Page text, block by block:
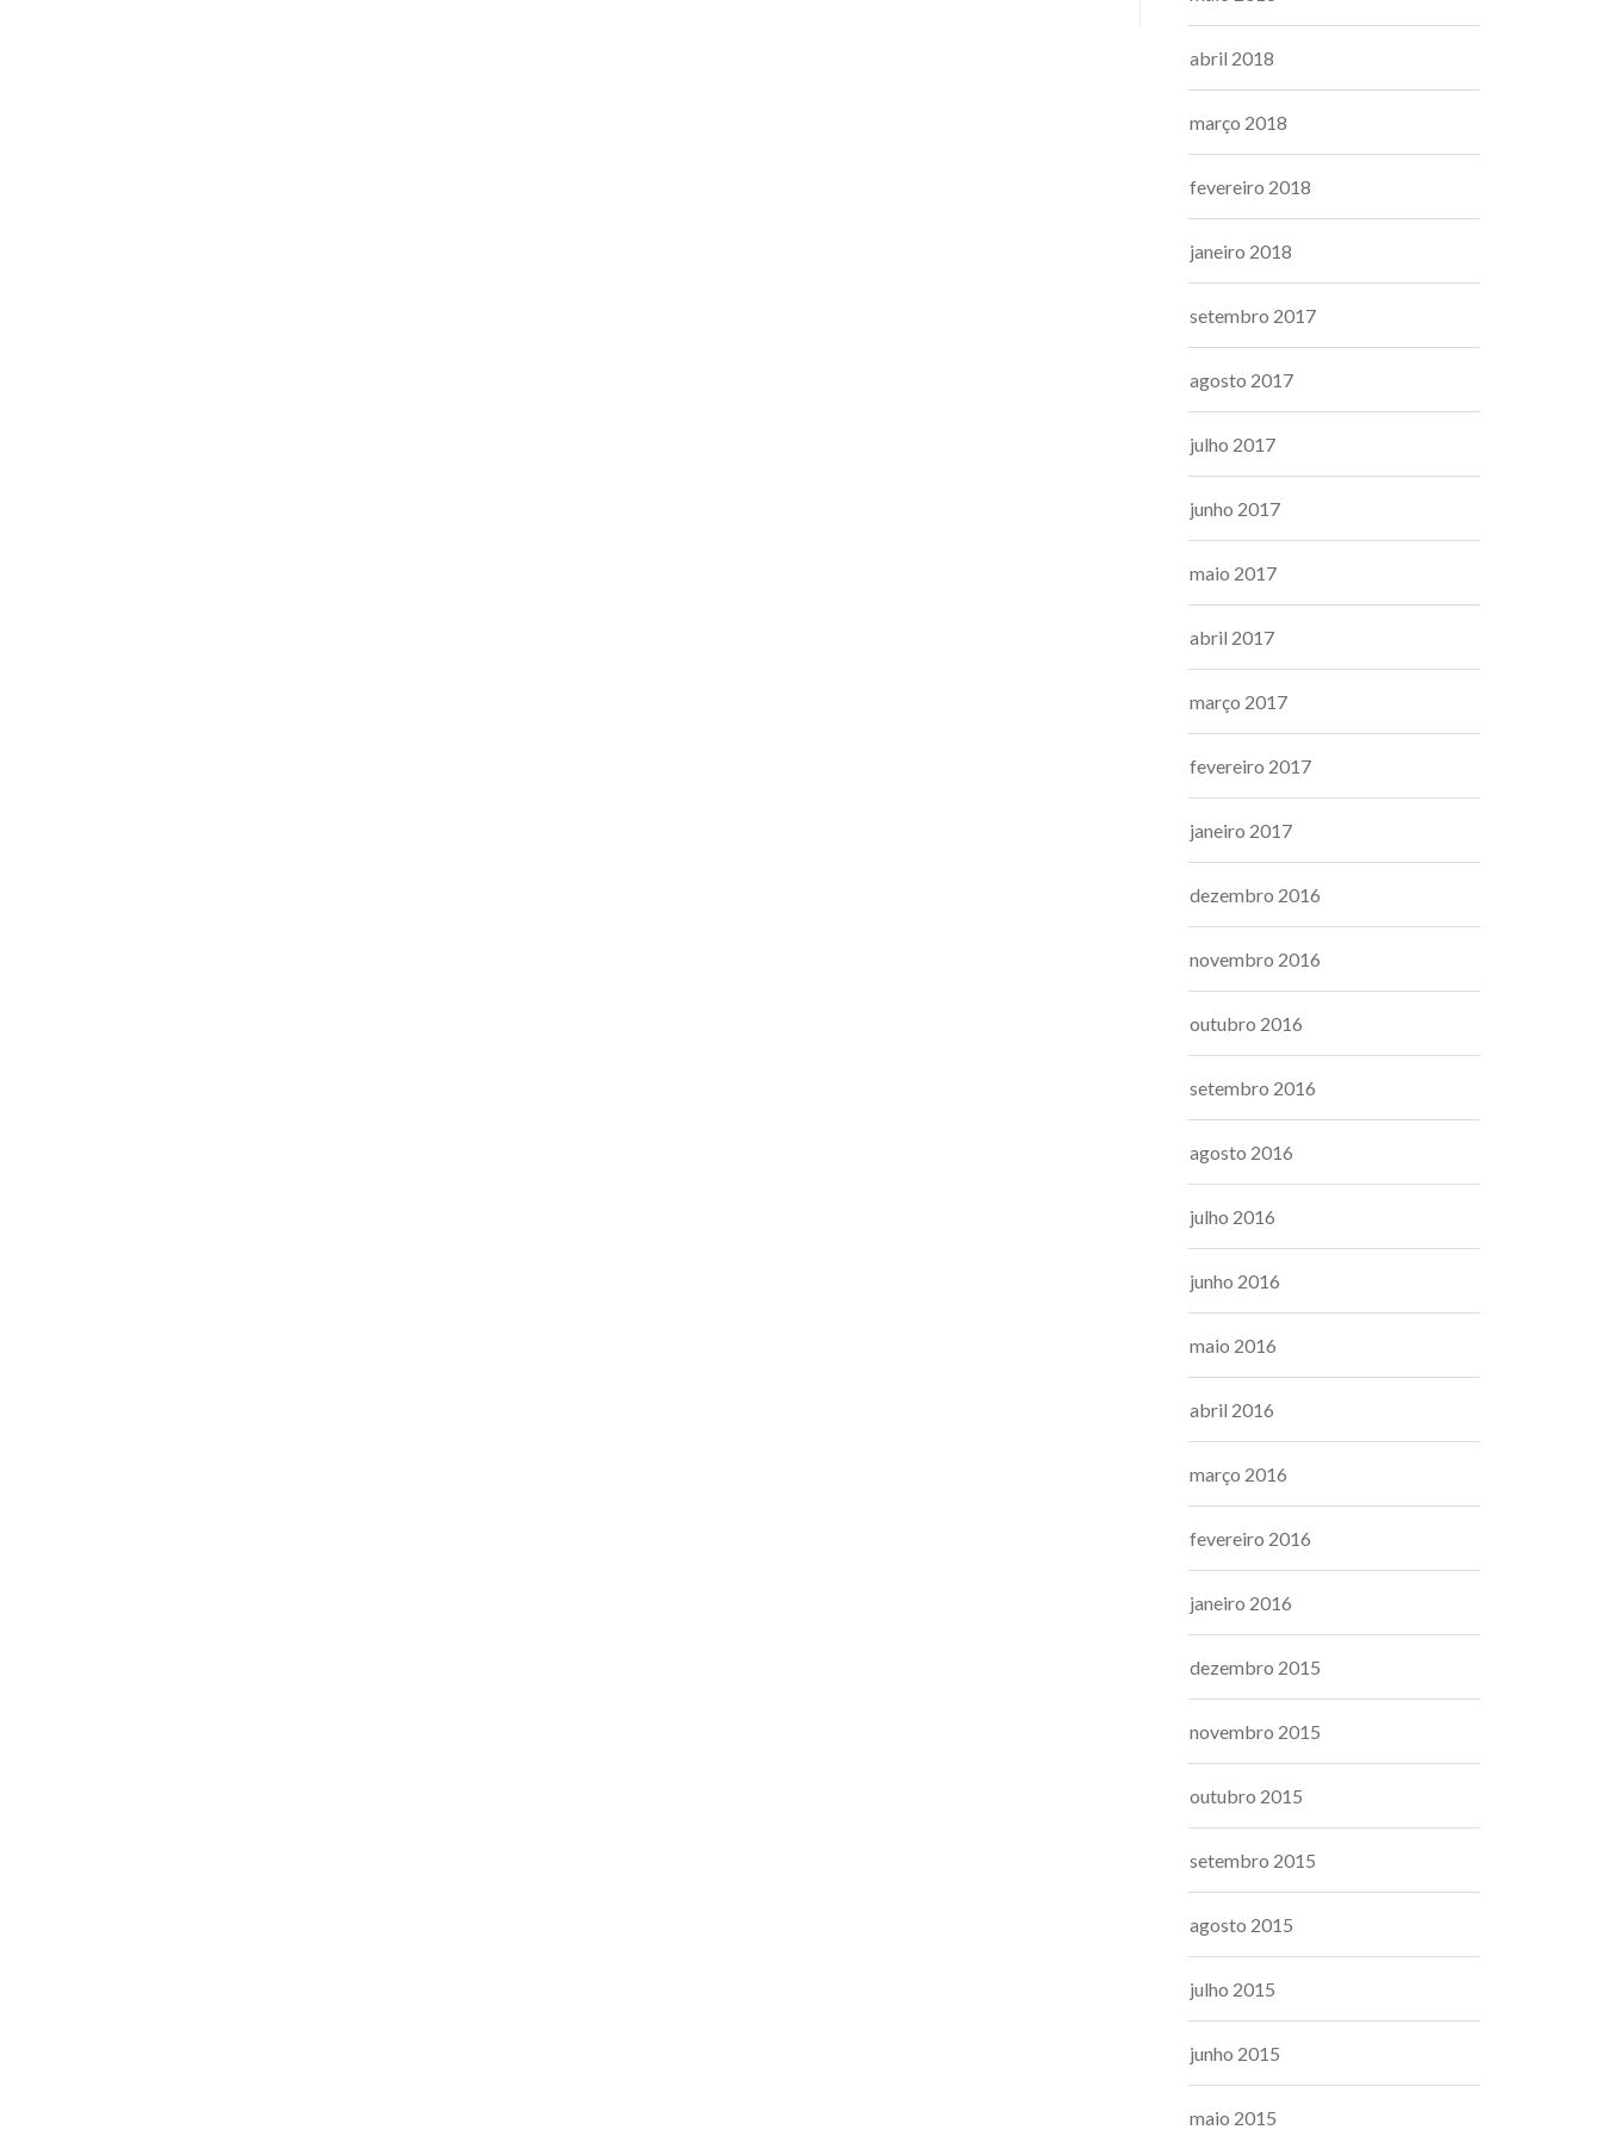
abril 2018
março 2018
fevereiro 2018
janeiro 2018
setembro 2017
agosto 2017
julho 2017
junho 2017
maio 2017
abril 2017
março 2017
fevereiro 2017
janeiro 2017
dezembro 2016
novembro 2016
outubro 2016
setembro 2016
agosto 2016
julho 2016
junho 2016
maio 2016
abril 2016
março 2016
fevereiro 2016
janeiro 2016
dezembro 2015
novembro 2015
outubro 2015
setembro 2015
agosto 2015
julho 2015
junho 2015
maio 2015